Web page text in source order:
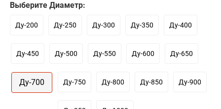
Выберите Диаметр:
Ду-200 Ду-250 Ду-300 Ду-350 Ду-400
Ду-450 Ду-500 Ду-550 Ду-600 Ду-650
Ду-700 Ду-750 Ду-800 Ду-850 Ду-900